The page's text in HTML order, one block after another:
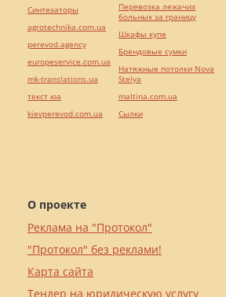
О проекте
Реклама на "Протокол"
"Протокол" без реклами!
Карта сайта
Тендер на юридическую услугу
Синтезаторы
agrotechnika.com.ua
perevod.agency
europeservice.com.ua
mk-translations.ua
текст юа
kievperevod.com.ua
Перевозка лежачих
больных за границу
Шкафы купе
Брендовые сумки
Натяжные потолки Nova
Stelya
maltina.com.ua
Cылки